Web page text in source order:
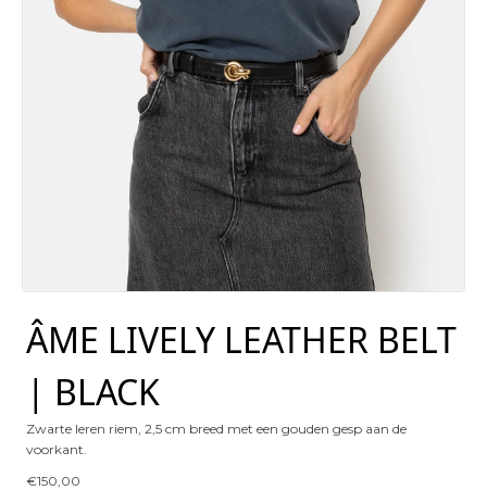
ÂME LIVELY LEATHER BELT
| BLACK
Zwarte leren riem, 2,5 cm breed met een gouden gesp aan de
voorkant.
€150,00